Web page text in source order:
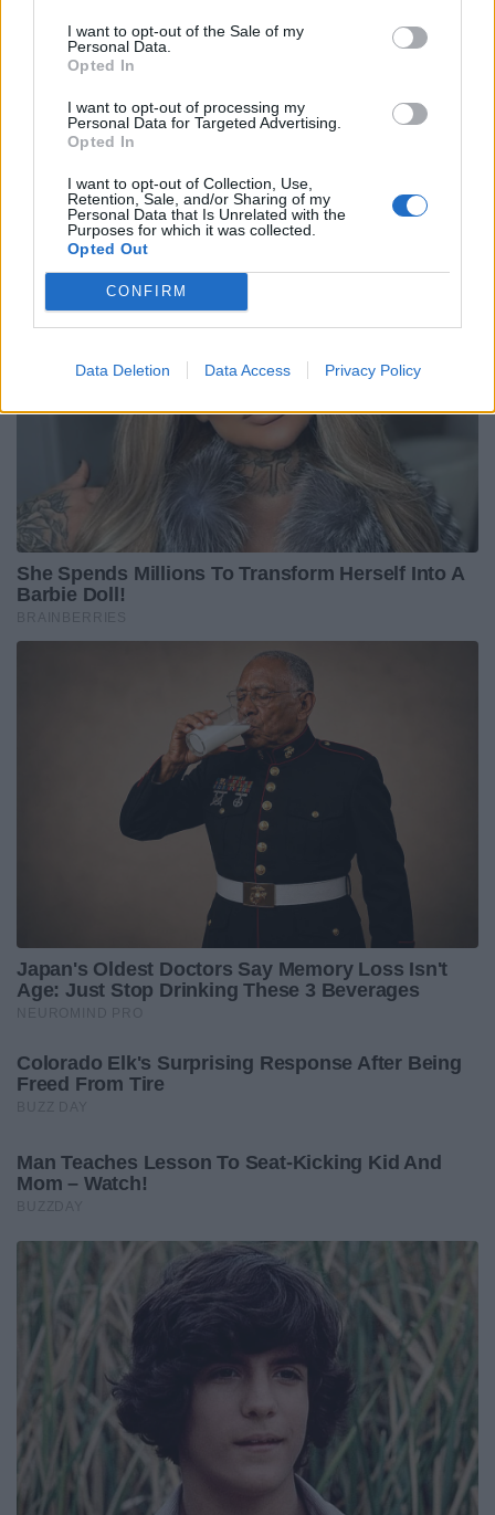
I want to opt-out of the Sale of my
Personal Data.
Opted In
I want to opt-out of processing my
Personal Data for Targeted Advertising.
Opted In
I want to opt-out of Collection, Use,
Retention, Sale, and/or Sharing of my
Personal Data that Is Unrelated with the
Purposes for which it was collected.
Opted Out
CONFIRM
Data Deletion Data Access Privacy Policy